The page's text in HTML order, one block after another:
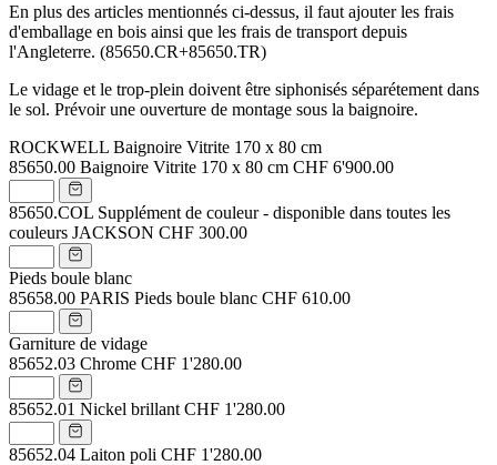
En plus des articles mentionnés ci-dessus, il faut ajouter les frais
d'emballage en bois ainsi que les frais de transport depuis
l'Angleterre. (85650.CR+85650.TR)
Le vidage et le trop-plein doivent être siphonisés séparétement dans
le sol. Prévoir une ouverture de montage sous la baignoire.
ROCKWELL Baignoire Vitrite 170 x 80 cm
85650.00 Baignoire Vitrite 170 x 80 cm CHF 6'900.00
85650.COL Supplément de couleur - disponible dans toutes les
couleurs JACKSON CHF 300.00
Pieds boule blanc
85658.00 PARIS Pieds boule blanc CHF 610.00
Garniture de vidage
85652.03 Chrome CHF 1'280.00
85652.01 Nickel brillant CHF 1'280.00
85652.04 Laiton poli CHF 1'280.00